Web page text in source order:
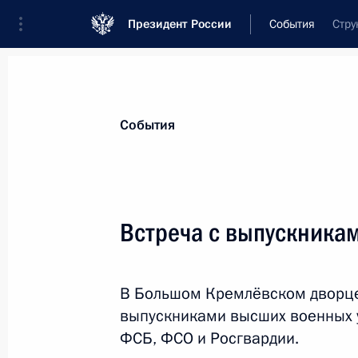
Президент России События
Новости
Борисовым
5 июля 2021 года, 12:00 Московская
События
Встреча с
В Большом Кремлёвском
выпускниками высших
ФСБ, ФСО и Росгвардии.